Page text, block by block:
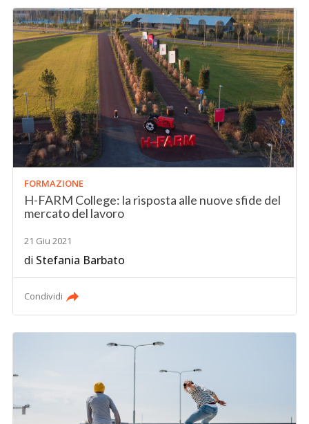
FORMAZIONE
H-FARM College: la risposta alle nuove sfide del
mercato del lavoro
21 Giu 2021
di Stefania Barbato
Condividi